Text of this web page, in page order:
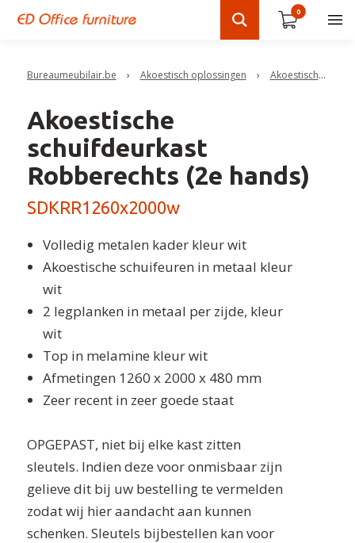
0
Bureaumeubilair.be › Akoestisch oplossingen › Akoestische kasten
Akoestische
schuifdeurkast
Robberechts (2e hands)
SDKRR1260x2000w
Volledig metalen kader kleur wit
Akoestische schuifeuren in metaal kleur
wit
2 legplanken in metaal per zijde, kleur
wit
Top in melamine kleur wit
Afmetingen 1260 x 2000 x 480 mm
Zeer recent in zeer goede staat
OPGEPAST, niet bij elke kast zitten
sleutels. Indien deze voor onmisbaar zijn
gelieve dit bij uw bestelling te vermelden
zodat wij hier aandacht aan kunnen
schenken. Sleutels bijbestellen kan voor